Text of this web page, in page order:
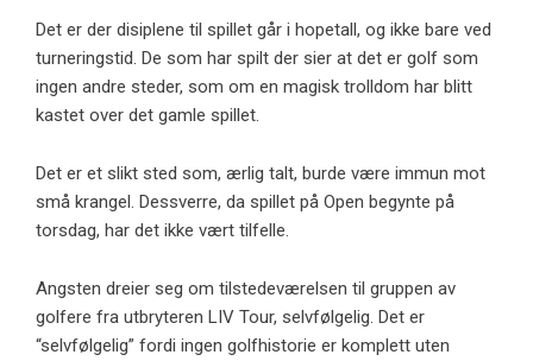
Det er der disiplene til spillet går i hopetall, og ikke bare ved
turneringstid. De som har spilt der sier at det er golf som
ingen andre steder, som om en magisk trolldom har blitt
kastet over det gamle spillet.
Det er et slikt sted som, ærlig talt, burde være immun mot
små krangel. Dessverre, da spillet på Open begynte på
torsdag, har det ikke vært tilfelle.
Angsten dreier seg om tilstedeværelsen til gruppen av
golfere fra utbryteren LIV Tour, selvfølgelig. Det er
“selvfølgelig” fordi ingen golfhistorie er komplett uten